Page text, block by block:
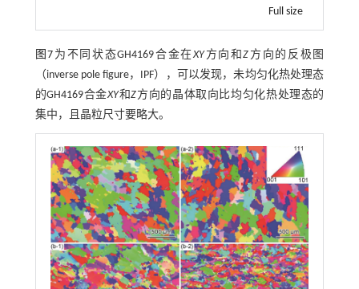
Full size
图7 为不同状态GH4169合金在XY方向和Z 方向的反极图
（inverse pole figure，IPF），可以发现，未均匀化热处理态
的GH4169合金XY和Z方向的晶体取向比均匀化热处理态的
集中，且晶粒尺寸要略大。